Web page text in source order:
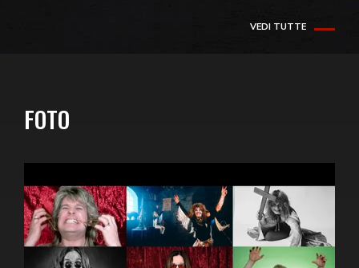
VEDI TUTTE
FOTO